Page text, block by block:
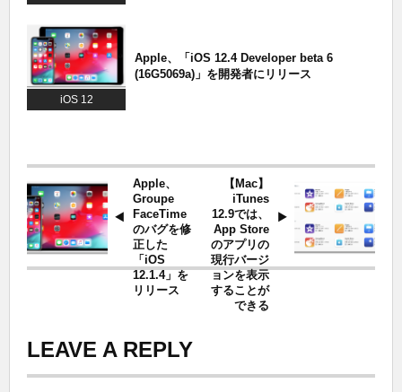
iOS 12
Apple、「iOS 12.4 Developer beta 6
(16G5069a)」を開発者にリリース
Apple、
Groupe
FaceTime
のバグを修
正した
「iOS
12.1.4」を
リリース
【Mac】
iTunes
12.9では、
App Store
のアプリの
現行バージ
ョンを表示
することが
できる
LEAVE A REPLY